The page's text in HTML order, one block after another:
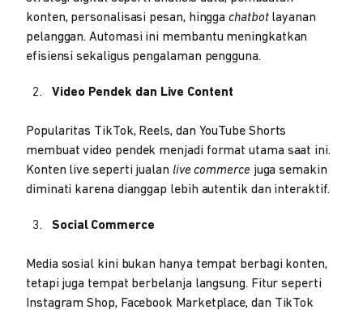
konten, personalisasi pesan, hinggachatbotlayanan
pelanggan. Automasi ini membantu meningkatkan
efisiensi sekaligus pengalaman pengguna.
Video Pendek dan Live Content
Popularitas TikTok, Reels, dan YouTube Shorts
membuat video pendek menjadi format utama saat ini.
Konten live seperti jualan live commerce juga semakin
diminati karena dianggap lebih autentik dan interaktif.
Social Commerce
Media sosial kini bukan hanya tempat berbagi konten,
tetapi juga tempat berbelanja langsung. Fitur seperti
Instagram Shop, Facebook Marketplace, dan TikTok